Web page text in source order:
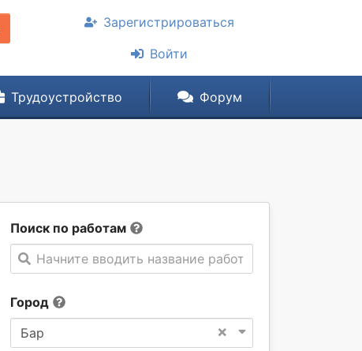
Зарегистрироваться
Войти
Трудоустройство Форум
Поиск по работам
Начните вводить название работы
Город
×
Бар